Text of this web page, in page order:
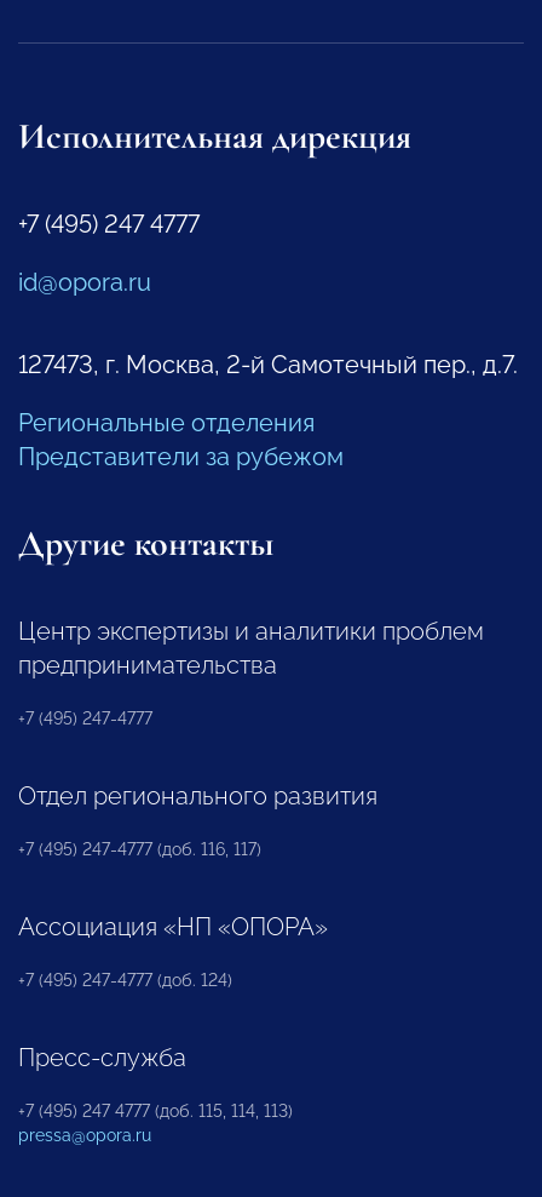
Исполнительная дирекция
+7 (495) 247 4777
id@opora.ru
127473, г. Москва, 2-й Самотечный пер., д.7.
Региональные отделения
Представители за рубежом
Другие контакты
Центр экспертизы и аналитики проблем
предпринимательства
+7 (495) 247-4777
Отдел регионального развития
+7 (495) 247-4777 (доб. 116, 117)
Ассоциация «НП «ОПОРА»
+7 (495) 247-4777 (доб. 124)
Пресс-служба
+7 (495) 247 4777 (доб. 115, 114, 113)
pressa@opora.ru